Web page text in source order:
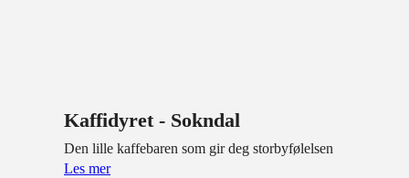
Kaffidyret - Sokndal
Den lille kaffebaren som gir deg storbyfølelsen
Les mer